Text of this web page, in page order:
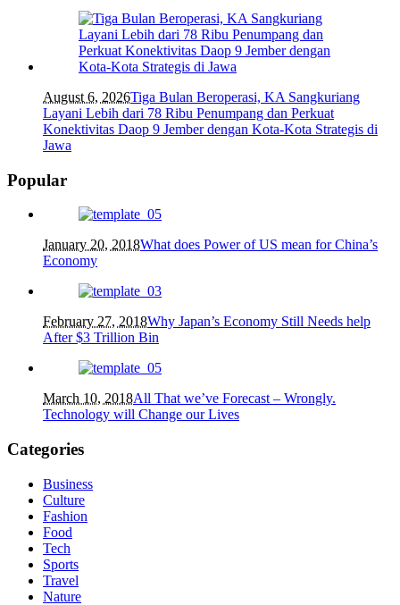
August 6, 2026Tiga Bulan Beroperasi, KA Sangkuriang
Layani Lebih dari 78 Ribu Penumpang dan Perkuat
Konektivitas Daop 9 Jember dengan Kota-Kota Strategis di
Jawa
Popular
January 20, 2018What does Power of US mean for China’s
Economy
February 27, 2018Why Japan’s Economy Still Needs help
After $3 Trillion Bin
March 10, 2018All That we’ve Forecast – Wrongly.
Technology will Change our Lives
Categories
Business
Culture
Fashion
Food
Tech
Sports
Travel
Nature